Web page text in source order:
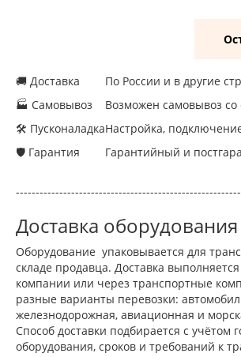
🚚 Доставка
🏭 Самовывоз
🛠 Пусконаладка
🛡 Гарантия
По России и в другие
Возможен самовывоз со
Настройка,
Гарантийный и
Доставка оборудования
Оборудование упаковывается для
складе продавца. Доставка выполняется
компании или через транспортные
разные варианты перевозки:
железнодорожная, авиационная и
Способ доставки подбирается с учётом
оборудования, сроков и требований к